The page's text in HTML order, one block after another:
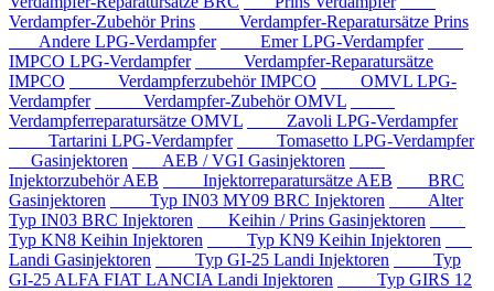
Verdampfer-Zubehör Prins
Verdampfer-Reparatursätze Prins
Andere LPG-Verdampfer
Emer LPG-Verdampfer
IMPCO LPG-Verdampfer
Verdampfer-Reparatursätze
IMPCO
Verdampferzubehör IMPCO
OMVL LPG-
Verdampfer
Verdampfer-Zubehör OMVL
Verdampferreparatursätze OMVL
Zavoli LPG-Verdampfer
Tartarini LPG-Verdampfer
Tomasetto LPG-Verdampfer
Gasinjektoren
AEB / VGI Gasinjektoren
Injektorzubehör AEB
Injektorreparatursätze AEB
BRC
Gasinjektoren
Typ IN03 MY09 BRC Injektoren
Alter
Typ IN03 BRC Injektoren
Keihin / Prins Gasinjektoren
Typ KN8 Keihin Injektoren
Typ KN9 Keihin Injektoren
Landi Gasinjektoren
Typ GI-25 Landi Injektoren
Typ
GI-25 ALFA FIAT LANCIA Landi Injektoren
Typ GIRS 12